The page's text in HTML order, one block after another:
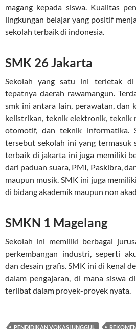
magang kepada siswa. Kualitas
lingkungan belajar yang positif
sekolah terbaik di indonesia.
SMK 26 Jakarta
Sekolah yang satu ini terletak
tepatnya daerah rawamangun.
smk ini antara lain, perawatan, dan
kelistrikan, teknik elektronik, teknik
otomotif, dan teknik informatika.
tersebut sekolah ini yang termasuk
terbaik di jakarta ini juga memiliki
dari paduan suara, PMI, Paskibra,
maupun musik. SMK ini juga
di bidang akademik maupun non
SMKN 1 Magelang
Sekolah ini memiliki berbagai
perkembangan industri, seperti
dan desain grafis. SMK ini di kenal
dalam pengajaran, di mana siswa
terlibat dalam proyek-proyek nyata.
PENDIDIKAN VOKASI UNGGUL